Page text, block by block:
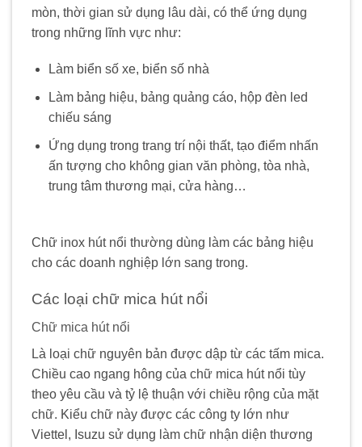
mòn, thời gian sử dụng lâu dài, có thể ứng dụng
trong những lĩnh vực như:
Làm biển số xe, biển số nhà
Làm bảng hiệu, bảng quảng cáo, hộp đèn led
chiếu sáng
Ứng dụng trong trang trí nội thất, tạo điểm nhấn
ấn tượng cho không gian văn phòng, tòa nhà,
trung tâm thương mại, cửa hàng…
Chữ inox hút nổi thường dùng làm các bảng hiệu
cho các doanh nghiệp lớn sang trong.
Các loại chữ mica hút nổi
Chữ mica hút nổi
Là loại chữ nguyên bản được dập từ các tấm mica.
Chiều cao ngang hông của chữ mica hút nổi tùy
theo yêu cầu và tỷ lệ thuận với chiều rộng của mặt
chữ. Kiểu chữ này được các công ty lớn như
Viettel, Isuzu sử dụng làm chữ nhận diện thương